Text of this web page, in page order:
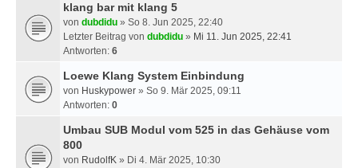
klang bar mit klang 5
von dubdidu » So 8. Jun 2025, 22:40
Letzter Beitrag von dubdidu » Mi 11. Jun 2025, 22:41
Antworten: 6
Loewe Klang System Einbindung
von Huskypower » So 9. Mär 2025, 09:11
Antworten: 0
Umbau SUB Modul vom 525 in das Gehäuse vom
800
von RudolfK » Di 4. Mär 2025, 10:30